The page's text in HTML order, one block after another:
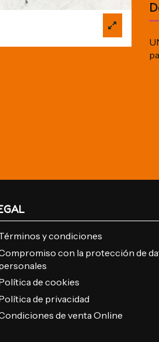
y condiciones
con la protección de
de cookies
de privacidad
de venta Online